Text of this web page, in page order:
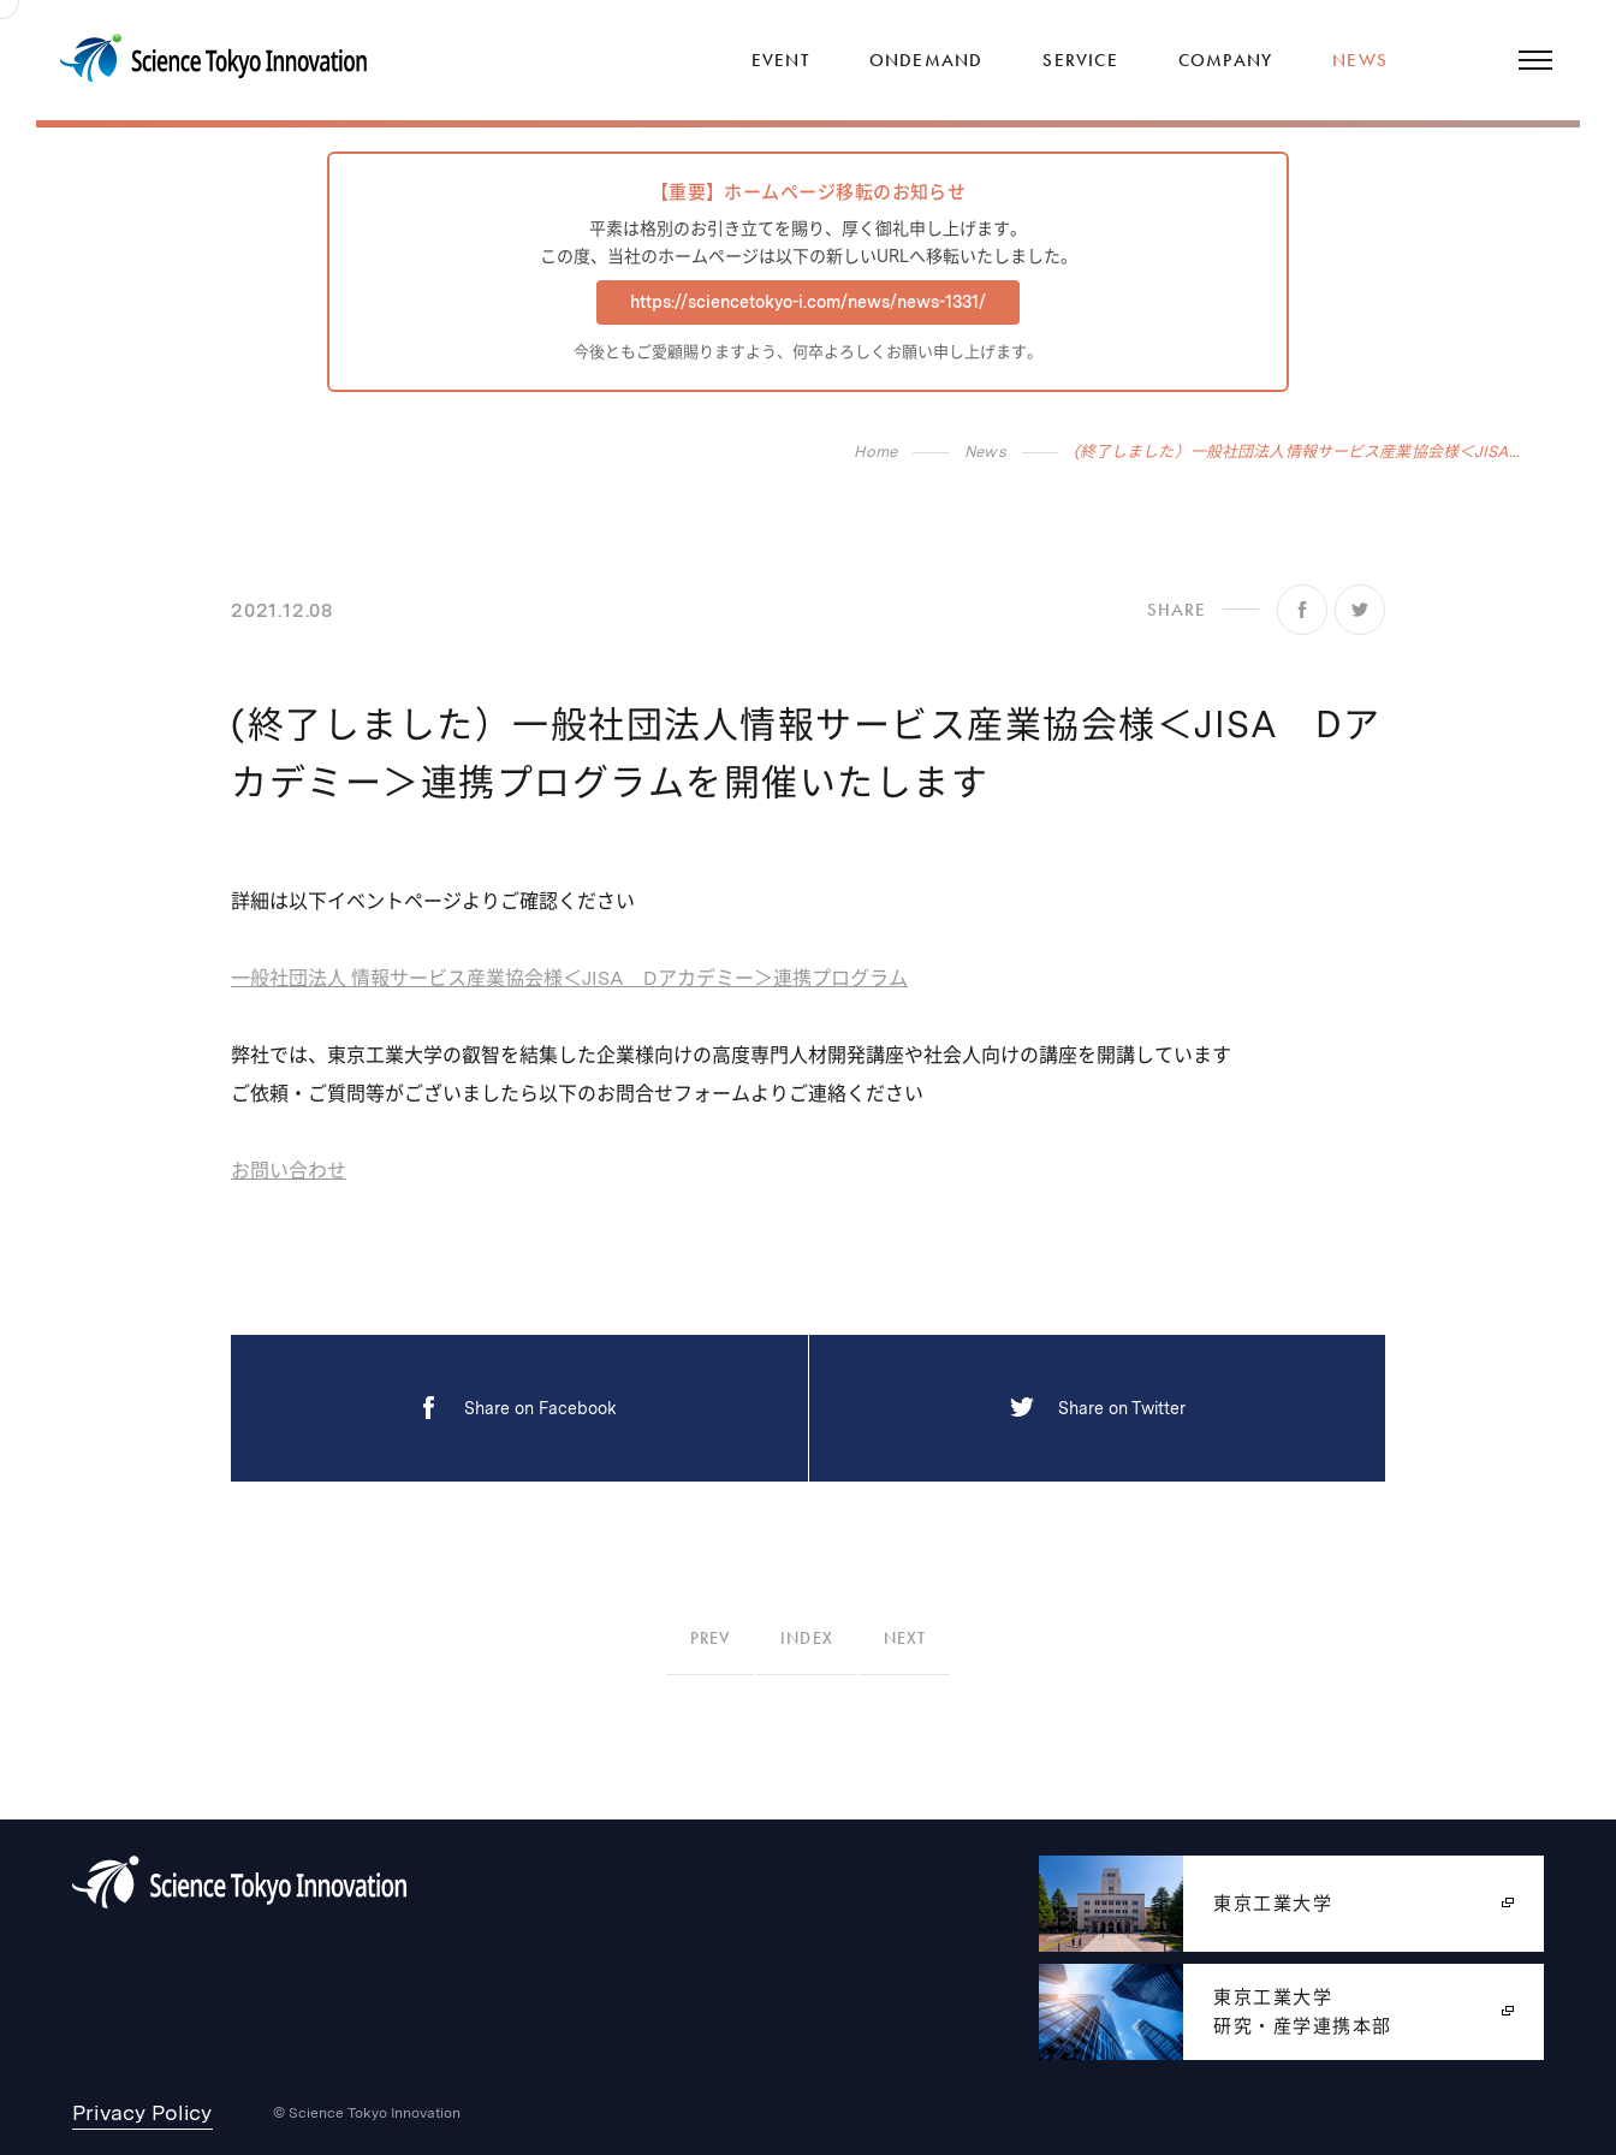
EVENT ONDEMAND SERVICE COMPANY NEWS
【重要】ホームページ移転のお知らせ
平素は格別のお引き立てを賜り、厚く御礼申し上げます。
この度、当社のホームページは以下の新しいURLへ移転いたしました。
https://sciencetokyo-i.com/news/news-1331/
今後ともご愛顧賜りますよう、何卒よろしくお願い申し上げます。
Home News (終了しました）一般社団法人情報サービス産業協会様＜JISA...
2021.12.08 SHARE
(終了しました）一般社団法人情報サービス産業協会様＜JISA Dア
カデミー＞連携プログラムを開催いたします
詳細は以下イベントページよりご確認ください
一般社団法人 情報サービス産業協会様＜JISA Dアカデミー＞連携プログラム
弊社では、東京工業大学の叡智を結集した企業様向けの高度専門人材開発講座や社会人向けの講座を開講しています
ご依頼・ご質問等がございましたら以下のお問合せフォームよりご連絡ください
お問い合わせ
Share on Facebook Share on Twitter
PREV INDEX NEXT
東京工業大学
東京工業大学
研究・産学連携本部
Privacy Policy © Science Tokyo Innovation